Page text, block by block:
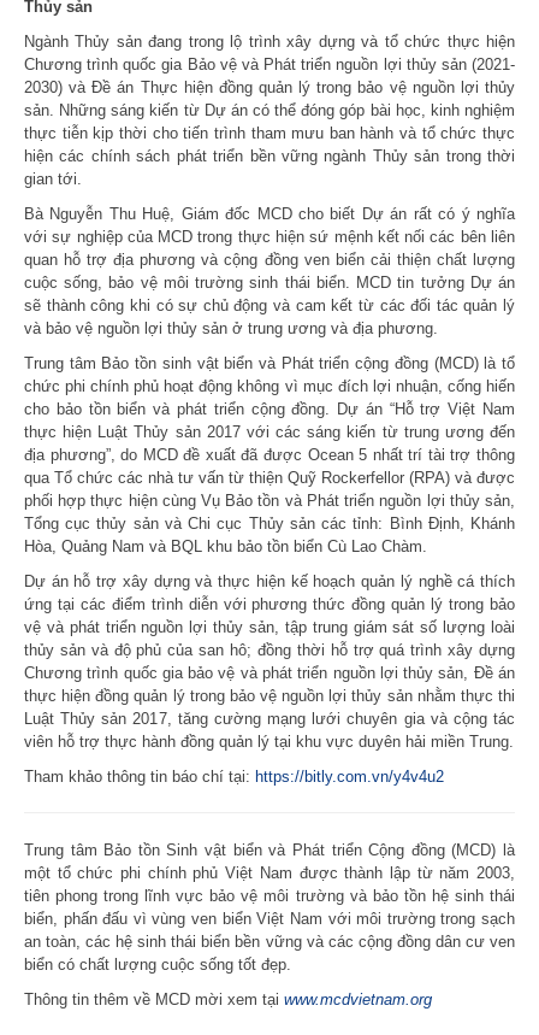
Thủy sản
Ngành Thủy sản đang trong lộ trình xây dựng và tổ chức thực hiện
Chương trình quốc gia Bảo vệ và Phát triển nguồn lợi thủy sản (2021-
2030) và Đề án Thực hiện đồng quản lý trong bảo vệ nguồn lợi thủy
sản. Những sáng kiến từ Dự án có thể đóng góp bài học, kinh nghiệm
thực tiễn kịp thời cho tiến trình tham mưu ban hành và tổ chức thực
hiện các chính sách phát triển bền vững ngành Thủy sản trong thời
gian tới.
Bà Nguyễn Thu Huệ, Giám đốc MCD cho biết Dự án rất có ý nghĩa
với sự nghiệp của MCD trong thực hiện sứ mệnh kết nối các bên liên
quan hỗ trợ địa phương và cộng đồng ven biển cải thiện chất lượng
cuộc sống, bảo vệ môi trường sinh thái biển. MCD tin tưởng Dự án
sẽ thành công khi có sự chủ động và cam kết từ các đối tác quản lý
và bảo vệ nguồn lợi thủy sản ở trung ương và địa phương.
Trung tâm Bảo tồn sinh vật biển và Phát triển cộng đồng (MCD) là tổ
chức phi chính phủ hoạt động không vì mục đích lợi nhuận, cống hiến
cho bảo tồn biển và phát triển cộng đồng. Dự án “Hỗ trợ Việt Nam
thực hiện Luật Thủy sản 2017 với các sáng kiến từ trung ương đến
địa phương”, do MCD đề xuất đã được Ocean 5 nhất trí tài trợ thông
qua Tổ chức các nhà tư vấn từ thiện Quỹ Rockerfellor (RPA) và được
phối hợp thực hiện cùng Vụ Bảo tồn và Phát triển nguồn lợi thủy sản,
Tổng cục thủy sản và Chi cục Thủy sản các tỉnh: Bình Định, Khánh
Hòa, Quảng Nam và BQL khu bảo tồn biển Cù Lao Chàm.
Dự án hỗ trợ xây dựng và thực hiện kế hoạch quản lý nghề cá thích
ứng tại các điểm trình diễn với phương thức đồng quản lý trong bảo
vệ và phát triển nguồn lợi thủy sản, tập trung giám sát số lượng loài
thủy sản và độ phủ của san hô; đồng thời hỗ trợ quá trình xây dựng
Chương trình quốc gia bảo vệ và phát triển nguồn lợi thủy sản, Đề án
thực hiện đồng quản lý trong bảo vệ nguồn lợi thủy sản nhằm thực thi
Luật Thủy sản 2017, tăng cường mạng lưới chuyên gia và cộng tác
viên hỗ trợ thực hành đồng quản lý tại khu vực duyên hải miền Trung.
Tham khảo thông tin báo chí tại: https://bitly.com.vn/y4v4u2
Trung tâm Bảo tồn Sinh vật biển và Phát triển Cộng đồng (MCD) là
một tổ chức phi chính phủ Việt Nam được thành lập từ năm 2003,
tiên phong trong lĩnh vực bảo vệ môi trường và bảo tồn hệ sinh thái
biển, phấn đấu vì vùng ven biển Việt Nam với môi trường trong sạch
an toàn, các hệ sinh thái biển bền vững và các cộng đồng dân cư ven
biển có chất lượng cuộc sống tốt đẹp.
Thông tin thêm về MCD mời xem tại www.mcdvietnam.org